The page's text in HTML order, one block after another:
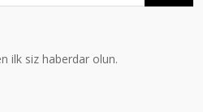
ilk siz haberdar olun.